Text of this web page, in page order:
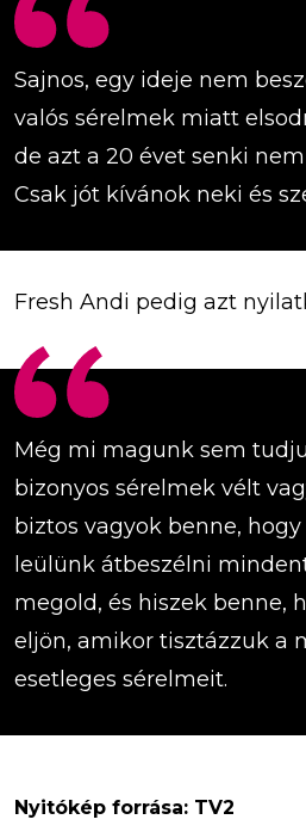
Sajnos, egy ideje nem
valós sérelmek miatt
de azt a 20 évet senki
Csak jót kívánok neki és
Fresh Andi pedig azt
Még mi magunk sem
bizonyos sérelmek vélt
biztos vagyok benne,
leülünk átbeszélni
megold, és hiszek benne,
eljön, amikor tisztázzuk a
esetleges sérelmeit.
Nyitókép forrása: TV2